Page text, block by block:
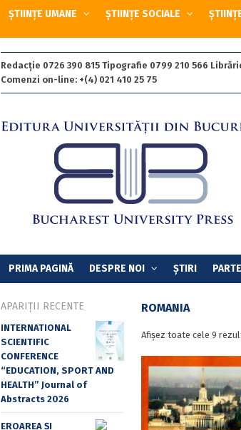
ȘTIINȚE UMANE ȘTIINȚE SOCIALE
Redacție 0726 390 815 Tipografie 0799 210 566
Comenzi on-line: +(4) 021 410 25 75
PRIMA PAGINĂ DESPRE NOI ȘTIRI
ROMANIA
Afișez toate cele 9
APARIȚII RECENTE
INTERNATIONAL
SCIENTIFIC
CONFERENCE
“EDUCATION, SPORT AND
HEALTH” Journal of
Abstracts 2026
EROAREA ȘI